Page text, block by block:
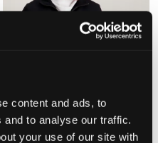
content and ads, to
to analyse our traffic.
your use of our site with